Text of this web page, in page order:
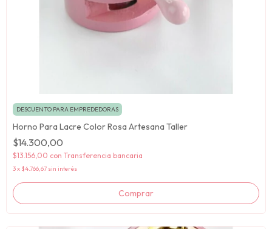
DESCUENTO PARA EMPREDEDORAS
Horno Para Lacre Color Rosa Artesana Taller
$14.300,00
$13.156,00 con Transferencia bancaria
3x $4.766,67 sin interés